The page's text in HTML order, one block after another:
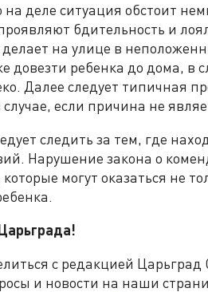
на деле ситуация обстоит
бдительность и
на улице в
довезти ребенка до дома, в
Далее следует типичная
если причина не
следить за тем, где
Нарушение закона о
могут оказаться не
с редакцией
и новости на наши